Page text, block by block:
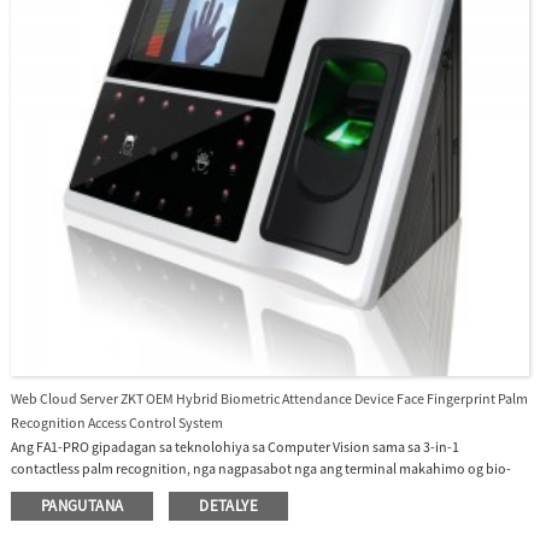
Web Cloud Server ZKT OEM Hybrid Biometric Attendance Device Face Fingerprint Palm
Recognition Access Control System
Ang FA1-PRO gipadagan sa teknolohiya sa Computer Vision sama sa 3-in-1
contactless palm recognition, nga nagpasabot nga ang terminal makahimo og bio-
authentication gamit ang palm vein sa tiggamit, palm print, ug ang porma sa palad sa
samang higayon kung ang sensor makamatikod og kamot nga gipakita. Ang palm
PANGUTANA DETALYE